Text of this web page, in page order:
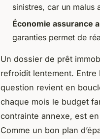
sinistres, car un malus
Économie assurance
garanties permet de
Un dossier de prêt
refroidit lentement. Entre
question revient en
chaque mois le budget
contrainte annexe, est
Comme un bon plan